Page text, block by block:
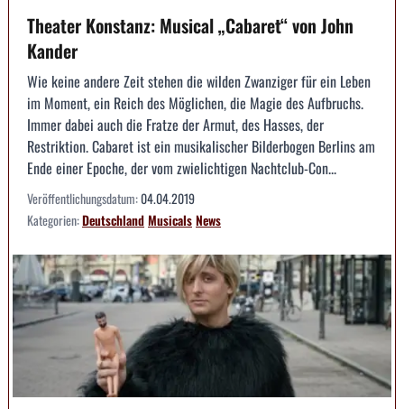
Theater Konstanz: Musical „Cabaret“ von John
Kander
Wie keine andere Zeit stehen die wilden Zwanziger für ein Leben
im Moment, ein Reich des Möglichen, die Magie des Aufbruchs.
Immer dabei auch die Fratze der Armut, des Hasses, der
Restriktion. Cabaret ist ein musikalischer Bilderbogen Berlins am
Ende einer Epoche, der vom zwielichtigen Nachtclub-Con...
Veröffentlichungsdatum:04.04.2019
Kategorien:DeutschlandMusicalsNews